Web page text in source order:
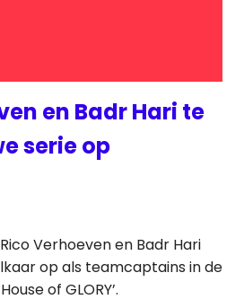
en Badr Hari te
serie op
Verhoeven en Badr Hari
op als teamcaptains in de
of GLORY’.